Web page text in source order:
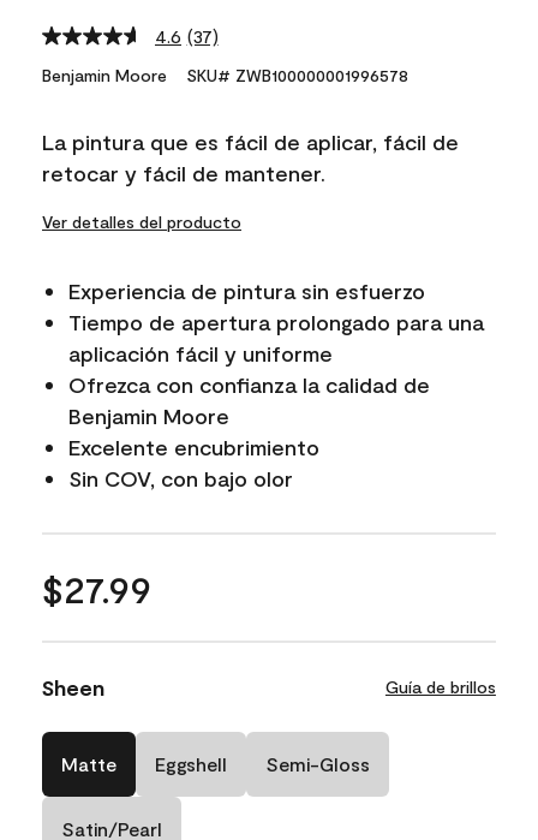
4.6 Read
37
Reviews.
link.
(37)
Benjamin Moore SKU# ZWB100000001996578
La pintura que es fácil de aplicar, fácil de
retocar y fácil de mantener.
Ver detalles del producto
Experiencia de pintura sin esfuerzo
Tiempo de apertura prolongado para una
aplicación fácil y uniforme
Ofrezca con confianza la calidad de
Benjamin Moore
Excelente encubrimiento
Sin COV, con bajo olor
$27.99
Sheen Guía de brillos
Matte Eggshell Semi-Gloss
Satin/Pearl